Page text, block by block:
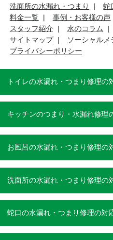
洗面所の水漏れ・つまり
蛇
料金一覧
事例・お客様の声
スタッフ紹介
水のコラム
サイトマップ
ソーシャル
プライバシーポリシー
トイレの水漏れ・つまり修理の
キッチンのつまり・水漏れ修理
お風呂の水漏れ・つまり修理の
洗面所の水漏れ・つまり修理の
蛇口の水漏れ・つまり修理の対